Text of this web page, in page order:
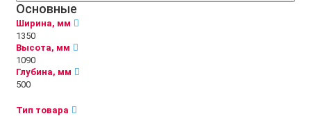
Основные
Ширина, мм
1350
Высота, мм
1090
Глубина, мм
500
Тип товара